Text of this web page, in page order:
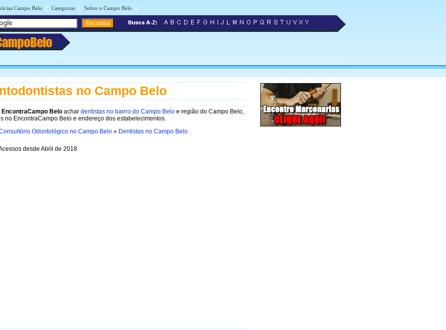
Campo Belo | Categorias | Sobre o Campo Belo |
no Campo Belo
EncontraCampo Belo achar dentistas no bairro do Campo Belo e região do Campo Belo,
no EncontraCampo Belo e endereço dos estabelecimentos.
Odontológico no Campo Belo » Dentistas no Campo Belo
desde Abril de 2018